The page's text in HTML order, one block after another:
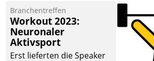
Mammutprojekte
meistern und Workloads
wuppen – bei zunehmend
anspruchsvollen
Branchentreffen
Workout 2023:
Neuronaler
Aktivsport
Erst lieferten die Speaker